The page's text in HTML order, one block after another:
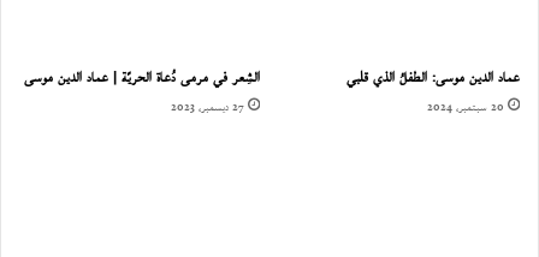
عماد الدين موسى: الطفلُ الذي قلبي
20 سبتمبر، 2024
الشِعر في مرمى دُعاة الحريّة | عماد الدين موسى
27 ديسمبر، 2023